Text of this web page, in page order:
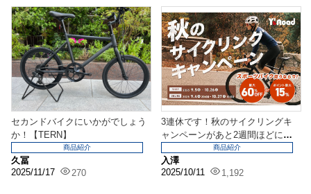
セカンドバイクにいかがでしょう
か！【TERN】
久冨
2025/11/17
270
商品紹介
3連休です！秋のサイクリングキ
ャンペーンがあと2週間ほどにな
入澤
2025/10/11
1,192
商品紹介